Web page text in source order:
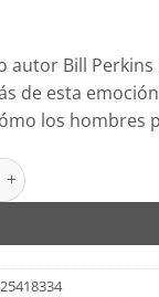
autor Bill
de esta
los hombres
Buenos